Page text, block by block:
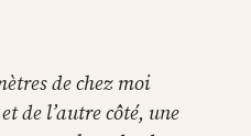
de chez moi
de l’autre côté, une